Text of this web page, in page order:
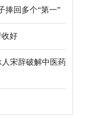
捧回多个“第一”
请收好
宋辞破解中医药